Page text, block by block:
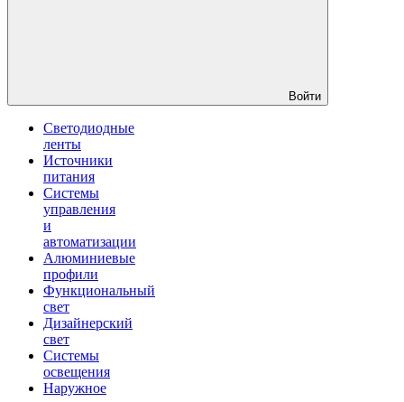
Войти
Светодиодные
ленты
Источники
питания
Системы
управления
и
автоматизации
Алюминиевые
профили
Функциональный
свет
Дизайнерский
свет
Системы
освещения
Наружное